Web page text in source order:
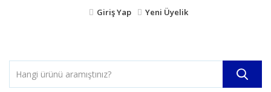
Giriş Yap Yeni Üyelik